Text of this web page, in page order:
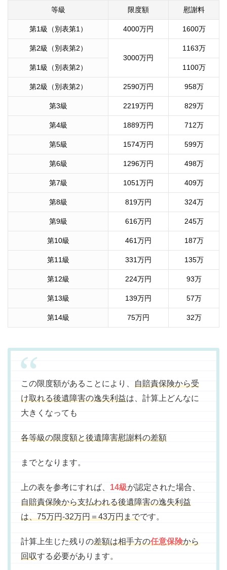
等級 限度額 慰謝料
第1級（別表第1） 4000万円 1600万
第2級（別表第2）
3000万円
1163万
第1級（別表第2） 1100万
第2級（別表第2） 2590万円 958万
第3級 2219万円 829万
第4級 1889万円 712万
第5級 1574万円 599万
第6級 1296万円 498万
第7級 1051万円 409万
第8級 819万円 324万
第9級 616万円 245万
第10級 461万円 187万
第11級 331万円 135万
第12級 224万円 93万
第13級 139万円 57万
第14級 75万円 32万
この限度額があることにより、 自賠責保険から受
け取れる後遺障害の逸失利益は、計算上どんなに
大きくなっても
各等級の限度額と後遺障害慰謝料の差額
までとなります。
上の表を参考にすれば、 14級が認定された場合、
自賠責保険から支払われる後遺障害の逸失利益
は、75万円-32万円＝43万円までです。
計算上生じた残りの差額は相手方の任意保険から
回収する必要があります。